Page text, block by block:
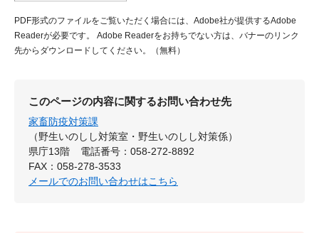
PDF形式のファイルをご覧いただく場合には、Adobe社が提供するAdobe
Readerが必要です。
Adobe Readerをお持ちでない方は、バナーのリンク
先からダウンロードしてください。（無料）
このページの内容に関するお問い合わせ先
家畜防疫対策課
（野生いのしし対策室・野生いのしし対策係）
県庁13階
電話番号：058-272-8892
FAX：058-278-3533
メールでのお問い合わせはこちら